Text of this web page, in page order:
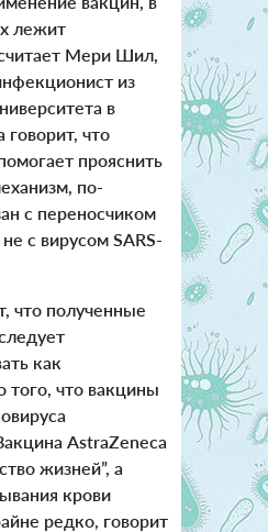
лежит
Мери Шил,
из
в
что
прояснить
по-
с переносчиком
с вирусом SARS-
что полученные
как
того, что вакцины
AstraZeneca
жизней”, а
крови
редко, говорит